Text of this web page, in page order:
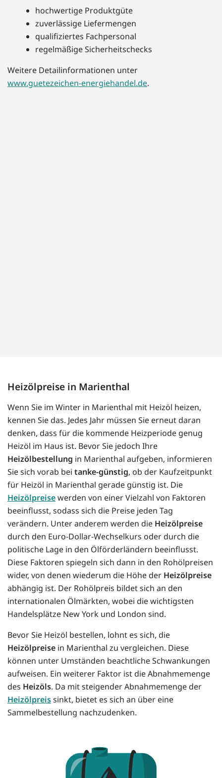
hochwertige Produktgüte
zuverlässige Liefermengen
qualifiziertes Fachpersonal
regelmäßige Sicherheitschecks
Weitere Detailinformationen unter
www.guetezeichen-energiehandel.de.
Heizölpreise in Marienthal
Wenn Sie im Winter in Marienthal mit Heizöl heizen,
kennen Sie das. Jedes Jahr müssen Sie erneut daran
denken, dass für die kommende Heizperiode genug
Heizöl im Haus ist. Bevor Sie jedoch Ihre
Heizölbestellung in Marienthal aufgeben, informieren
Sie sich vorab bei tanke-günstig, ob der Kaufzeitpunkt
für Heizöl in Marienthal gerade günstig ist. Die
Heizölpreisewerden von einer Vielzahl von Faktoren
beeinflusst, sodass sich die Preise jeden Tag
verändern. Unter anderem werden die Heizölpreise
durch den Euro-Dollar-Wechselkurs oder durch die
politische Lage in den Ölförderländern beeinflusst.
Diese Faktoren spiegeln sich dann in den Rohölpreisen
wider, von denen wiederum die Höhe der Heizölpreise
abhängig ist. Der Rohölpreis bildet sich an den
internationalen Ölmärkten, wobei die wichtigsten
Handelsplätze New York und London sind.
Bevor Sie Heizöl bestellen, lohnt es sich, die
Heizölpreise in Marienthal zu vergleichen. Diese
können unter Umständen beachtliche Schwankungen
aufweisen. Ein weiterer Faktor ist die Abnahmemenge
des Heizöls. Da mit steigender Abnahmemenge der
Heizölpreissinkt, bietet es sich an über eine
Sammelbestellung nachzudenken.